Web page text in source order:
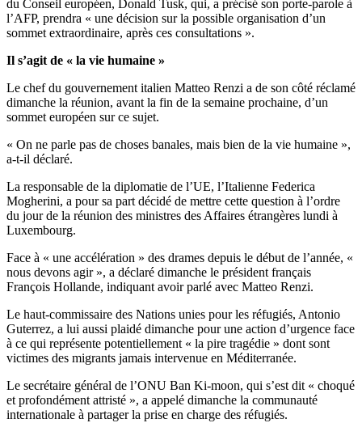
du Conseil européen, Donald Tusk, qui, a précisé son porte-parole à
l’AFP, prendra « une décision sur la possible organisation d’un
sommet extraordinaire, après ces consultations ».
Il s’agit de « la vie humaine »
Le chef du gouvernement italien Matteo Renzi a de son côté réclamé
dimanche la réunion, avant la fin de la semaine prochaine, d’un
sommet européen sur ce sujet.
« On ne parle pas de choses banales, mais bien de la vie humaine »,
a-t-il déclaré.
La responsable de la diplomatie de l’UE, l’Italienne Federica
Mogherini, a pour sa part décidé de mettre cette question à l’ordre
du jour de la réunion des ministres des Affaires étrangères lundi à
Luxembourg.
Face à « une accélération » des drames depuis le début de l’année, «
nous devons agir », a déclaré dimanche le président français
François Hollande, indiquant avoir parlé avec Matteo Renzi.
Le haut-commissaire des Nations unies pour les réfugiés, Antonio
Guterrez, a lui aussi plaidé dimanche pour une action d’urgence face
à ce qui représente potentiellement « la pire tragédie » dont sont
victimes des migrants jamais intervenue en Méditerranée.
Le secrétaire général de l’ONU Ban Ki-moon, qui s’est dit « choqué
et profondément attristé », a appelé dimanche la communauté
internationale à partager la prise en charge des réfugiés.